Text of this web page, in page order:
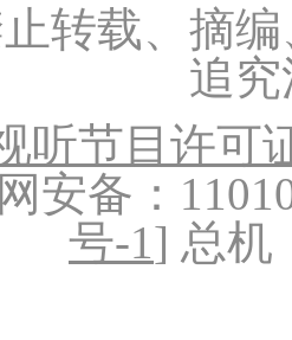
转载、摘
追
听节目许可
安备：
号-1] 总机